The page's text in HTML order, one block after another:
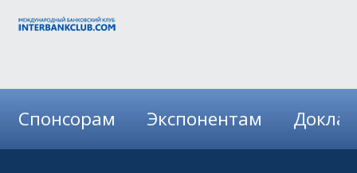
Спонсорам Экспонентам